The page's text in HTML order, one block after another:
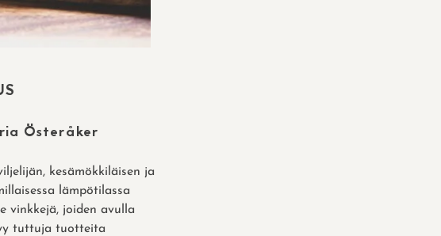
Österåker
kesämökkiläisen ja
lämpötilassa
vinkkejä, joiden avulla
tuttuja tuotteita